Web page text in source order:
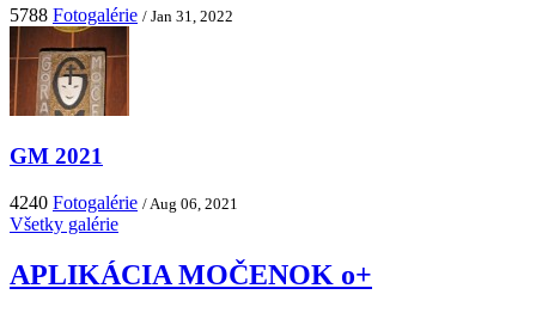
5788 Fotogalérie / Jan 31, 2022
GM 2021
4240 Fotogalérie / Aug 06, 2021
Všetky galérie
APLIKÁCIA MOČENOK o+